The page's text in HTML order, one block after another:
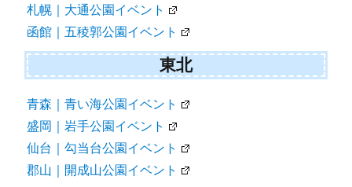
札幌｜大通公園イベント
函館｜五稜郭公園イベント
東北
青森｜青い海公園イベント
盛岡｜岩手公園イベント
仙台｜勾当台公園イベント
郡山｜開成山公園イベント